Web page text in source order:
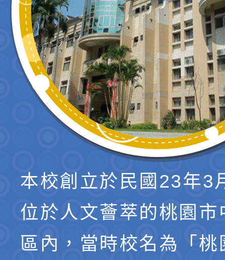
本校創立於民國23年3
位於人文薈萃的桃園市
區內，當時校名為「桃